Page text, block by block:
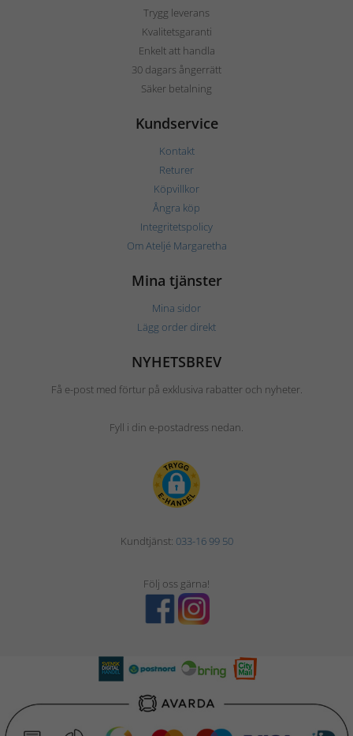
Trygg leverans
Kvalitetsgaranti
Enkelt att handla
30 dagars ångerrätt
Säker betalning
Kundservice
Kontakt
Returer
Köpvillkor
Ångra köp
Integritetspolicy
Om Ateljé Margaretha
Mina tjänster
Mina sidor
Lägg order direkt
NYHETSBREV
Få e-post med förtur på exklusiva rabatter och nyheter.
Fyll i din e-postadress nedan.
Kundtjänst: 033-16 99 50
Följ oss gärna!